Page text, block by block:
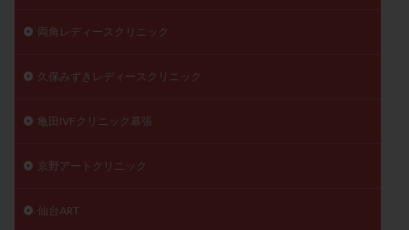
両角レディースクリニック
久保みずきレディースクリニック
亀田IVFクリニック幕張
京野アートクリニック
仙台ART